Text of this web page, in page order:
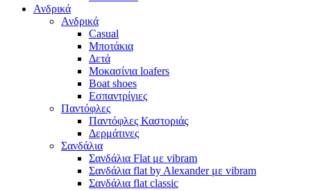
Ανδρικά
Ανδρικά
Casual
Μποτάκια
Δετά
Μοκασίνια loafers
Boat shoes
Εσπαντρίγιες
Παντόφλες
Παντόφλες Καστοριάς
Δερμάτινες
Σανδάλια
Σανδάλια Flat με vibram
Σανδάλια flat by Alexander με vibram
Σανδάλια flat classic